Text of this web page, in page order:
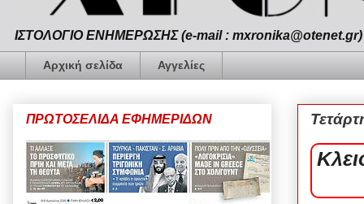
ΙΣΤΟΛΟΓΙΟ ΕΝΗΜΕΡΩΣΗΣ (e-mail :
Αρχική σελίδα Αγγελίες
ΠΡΩΤΟΣΕΛΙΔΑ ΕΦΗΜΕΡΙΔΩΝ